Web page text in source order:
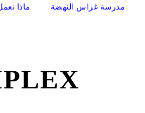
مدرسة غراس النهضة ماذا